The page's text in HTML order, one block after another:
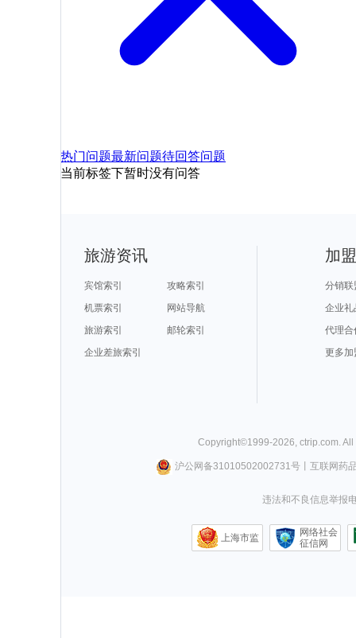
热门问题最新问题待回答问题
当前标签下暂时没有问答
旅游资讯
宾馆索引
攻略索引
机票索引
网站导航
旅游索引
邮轮索引
企业差旅索引
加
分销联
企业礼
代理合
更多加
Copyright©1999-2026, ctrip.com.
沪公网备31010502002731号丨 互联网药
违法和不良信息举报
上海市监
网络社会
征信网